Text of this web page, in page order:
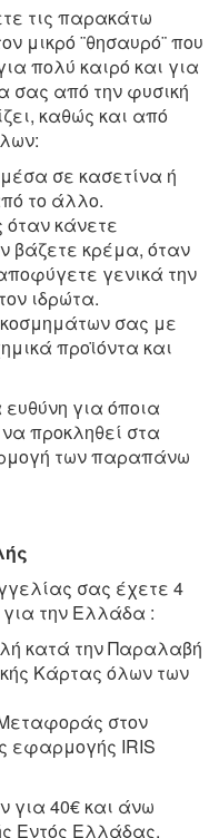
τις παρακάτω
μικρό ¨θησαυρό¨ που
πολύ καιρό και για
σας από την φυσική
καθώς και από
σε κασετίνα ή
το άλλο.
κάνετε
βάζετε κρέμα, όταν
γενικά την
ιδρώτα.
σας με
προϊόντα και
για όποια
προκληθεί στα
των παραπάνω
σας έχετε 4
την Ελλάδα :
κατά την Παραλαβή
Κάρτας όλων των
στον
εφαρμογής IRIS
για 40€ και άνω
Εντός Ελλάδας.